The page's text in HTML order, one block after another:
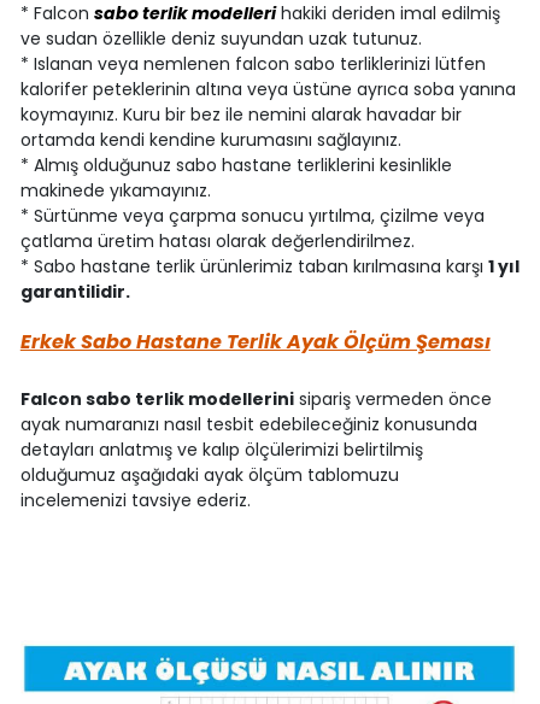
* Falcon sabo terlik modellerihakiki deriden imal edilmiş
ve sudan özellikle deniz suyundan uzak tutunuz.
* Islanan veya nemlenen falcon sabo terliklerinizi lütfen
kalorifer peteklerinin altına veya üstüne ayrıca soba yanına
koymayınız. Kuru bir bez ile nemini alarak havadar bir
ortamda kendi kendine kurumasını sağlayınız.
* Almış olduğunuz sabo hastane terliklerini kesinlikle
makinede yıkamayınız.
* Sürtünme veya çarpma sonucu yırtılma, çizilme veya
çatlama üretim hatası olarak değerlendirilmez.
* Sabo hastane terlik ürünlerimiz taban kırılmasına karşı 1 yıl
garantilidir.
Erkek Sabo Hastane Terlik Ayak Ölçüm Şeması
Falcon sabo terlik modellerinisipariş vermeden önce
ayak numaranızı nasıl tesbit edebileceğiniz konusunda
detayları anlatmış ve kalıp ölçülerimizi belirtilmiş
olduğumuz aşağıdaki ayak ölçüm tablomuzu
incelemenizi tavsiye ederiz.